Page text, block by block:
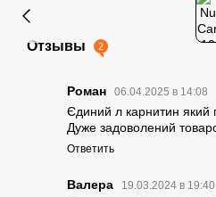
Отзывы 2
Роман 06.04.2025 в 14:08
Єдиний л карнитин який
Дуже задоволений
Ответить
Валера 19.03.2024 в 19:40